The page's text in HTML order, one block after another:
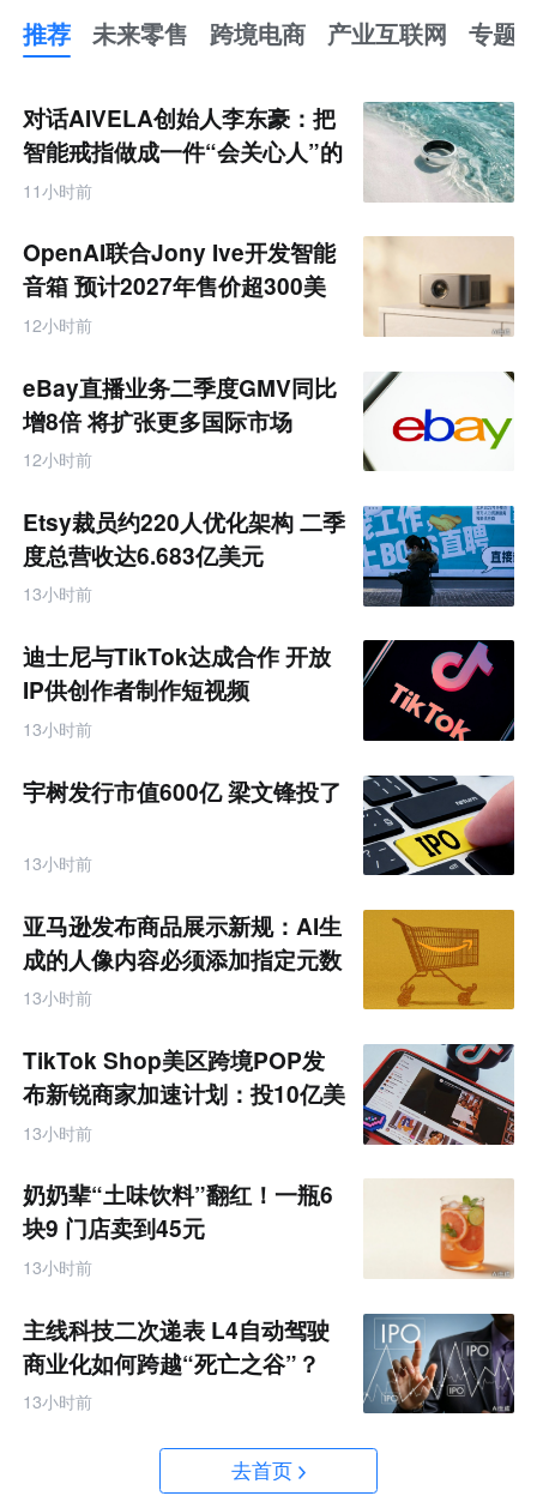
推荐 未来零售 跨境电商 产业互联网 专题
来
零
售
跨
境
产
业
互
联
网
对话AIVELA创始人李东豪：把
智能戒指做成一件“会关心人”的
饰品
11小时前
OpenAI联合Jony Ive开发智能
音箱 预计2027年售价超300美
元
12小时前
eBay直播业务二季度GMV同比
增8倍 将扩张更多国际市场
12小时前
Etsy裁员约220人优化架构 二季
度总营收达6.683亿美元
13小时前
迪士尼与TikTok达成合作 开放
IP供创作者制作短视频
13小时前
宇树发行市值600亿 梁文锋投了
13小时前
亚马逊发布商品展示新规：AI生
成的人像内容必须添加指定元数
据
13小时前
TikTok Shop美区跨境POP发
布新锐商家加速计划：投10亿美
金资源帮扶四类商家
13小时前
奶奶辈“土味饮料”翻红！一瓶6
块9 门店卖到45元
13小时前
主线科技二次递表 L4自动驾驶
商业化如何跨越“死亡之谷”？
13小时前
去首页